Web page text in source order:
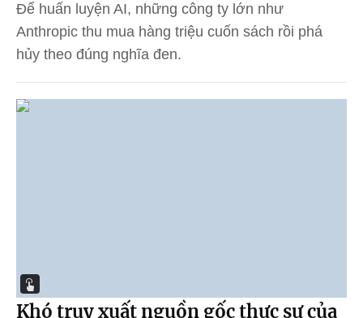
Để huấn luyện AI, những công ty lớn như
Anthropic thu mua hàng triệu cuốn sách rồi phá
hủy theo đúng nghĩa đen.
Khó truy xuất nguồn gốc thực sự của